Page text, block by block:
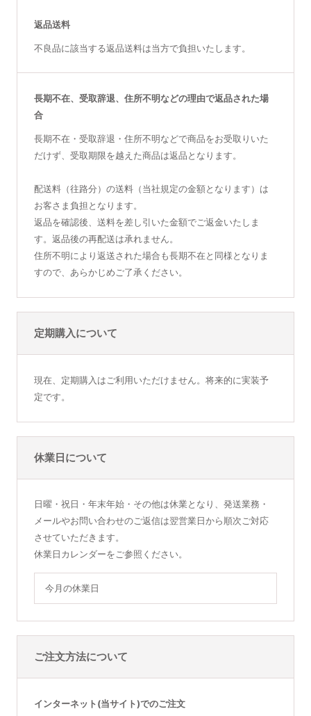
返品送料
不良品に該当する返品送料は当方で負担いたします。
長期不在、受取辞退、住所不明などの理由で返品された場
合
長期不在・受取辞退・住所不明などで商品をお受取りいた
だけず、受取期限を越えた商品は返品となります。
配送料（往路分）の送料（当社規定の金額となります）は
お客さま負担となります。
返品を確認後、送料を差し引いた金額でご返金いたしま
す。返品後の再配送は承れません。
住所不明により返送された場合も長期不在と同様となりま
すので、あらかじめご了承ください。
定期購入について
現在、定期購入はご利用いただけません。将来的に実装予
定です。
休業日について
日曜・祝日・年末年始・その他は休業となり、発送業務・
メールやお問い合わせのご返信は翌営業日から順次ご対応
させていただきます。
休業日カレンダーをご参照ください。
今月の休業日
ご注文方法について
インターネット(当サイト)でのご注文